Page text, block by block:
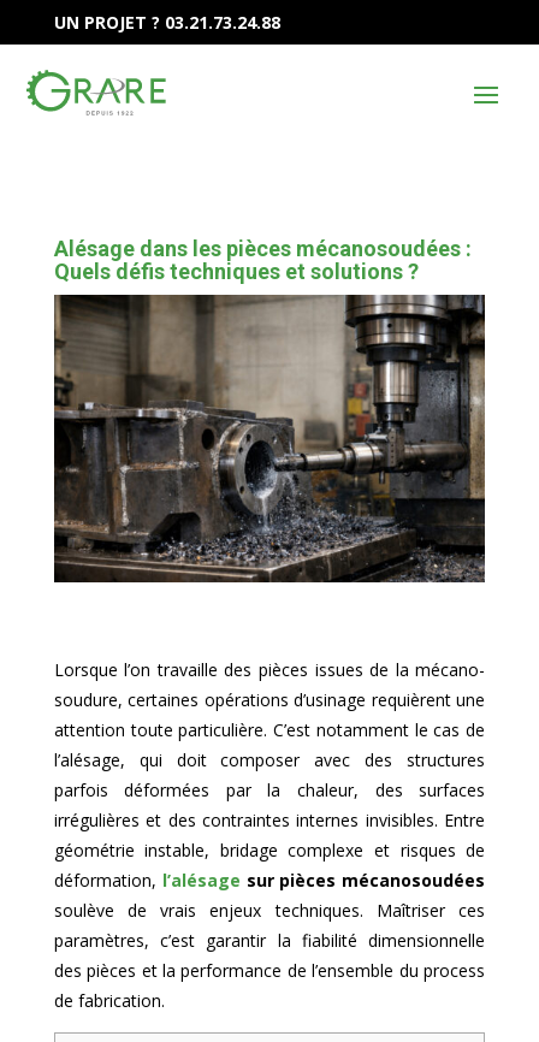
UN PROJET ? 03.21.73.24.88
Alésage dans les pièces mécanosoudées :
Quels défis techniques et solutions ?
Lorsque l’on travaille des pièces issues de la mécano-
soudure, certaines opérations d’usinage requièrent une
attention toute particulière. C’est notamment le cas de
l’alésage, qui doit composer avec des structures
parfois déformées par la chaleur, des surfaces
irrégulières et des contraintes internes invisibles. Entre
géométrie instable, bridage complexe et risques de
déformation, l’alésage sur pièces mécanosoudées
soulève de vrais enjeux techniques. Maîtriser ces
paramètres, c’est garantir la fiabilité dimensionnelle
des pièces et la performance de l’ensemble du process
de fabrication.